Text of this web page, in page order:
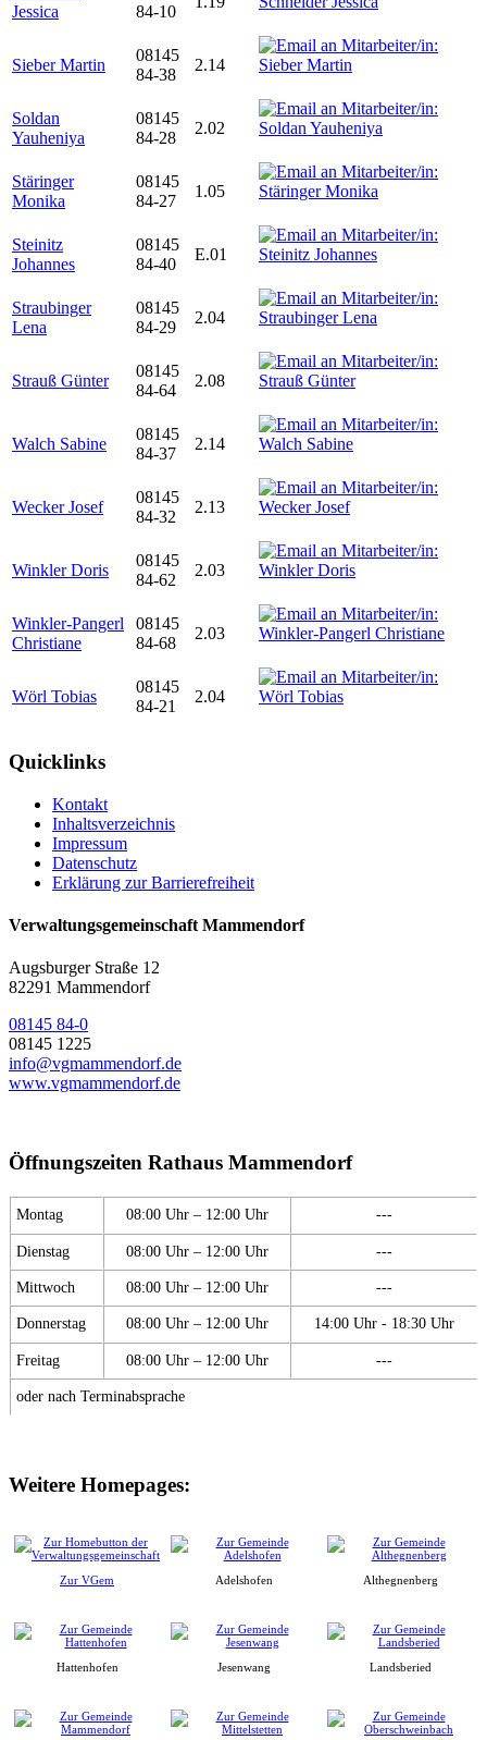
Jessica
84-10
Sieber Martin
08145
84-38
2.14
Soldan
Yauheniya
08145
84-28
2.02
Stäringer
Monika
08145
84-27
1.05
Steinitz
Johannes
08145
84-40
E.01
Straubinger
Lena
08145
84-29
2.04
Strauß Günter
08145
84-64
2.08
Walch Sabine
08145
84-37
2.14
Wecker Josef
08145
84-32
2.13
Winkler Doris
08145
84-62
2.03
Winkler-Pangerl
Christiane
08145
84-68
2.03
Wörl Tobias
08145
84-21
2.04
Quicklinks
Kontakt
Inhaltsverzeichnis
Impressum
Datenschutz
Erklärung zur Barrierefreiheit
Verwaltungsgemeinschaft Mammendorf
Augsburger Straße 12
82291 Mammendorf
08145 84-0
08145 1225
info@vgmammendorf.de
www.vgmammendorf.de
Öffnungszeiten Rathaus Mammendorf
Montag 08:00 Uhr – 12:00 Uhr ---
Dienstag 08:00 Uhr – 12:00 Uhr ---
Mittwoch 08:00 Uhr – 12:00 Uhr ---
Donnerstag 08:00 Uhr – 12:00 Uhr 14:00 Uhr - 18:30 Uhr
Freitag 08:00 Uhr – 12:00 Uhr ---
oder nach Terminabsprache
Weitere Homepages:
Zur VGem Adelshofen Althegnenberg
Hattenhofen Jesenwang Landsberied